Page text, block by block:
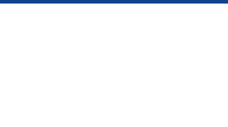
45 avenue Winston Churchill, Louviers, France